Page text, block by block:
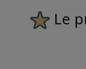
Le